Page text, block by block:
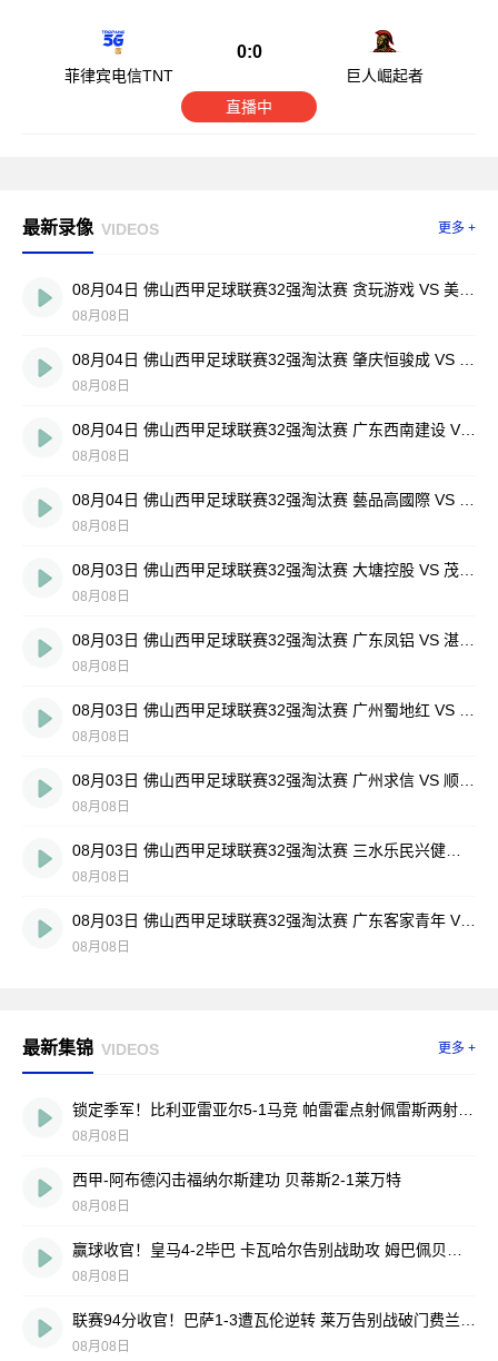
菲律宾电信TNT
0:0
巨人崛起者
直播中
最新录像 VIDEOS 更多 +
08月08日
08月08日
08月04日 佛山西甲足球联赛32强淘汰赛 广东西南建设 VS 香港圣徒 全场录像
08月08日
08月08日
08月08日
08月08日
08月08日
08月08日
08月08日
08月03日 佛山西甲足球联赛32强淘汰赛 广东客家青年 VS 广州英华思力U17 全场录像
08月08日
最新集锦 VIDEOS 更多 +
08月08日
西甲-阿布德闪击福纳尔斯建功 贝蒂斯2-1莱万特
08月08日
08月08日
08月08日